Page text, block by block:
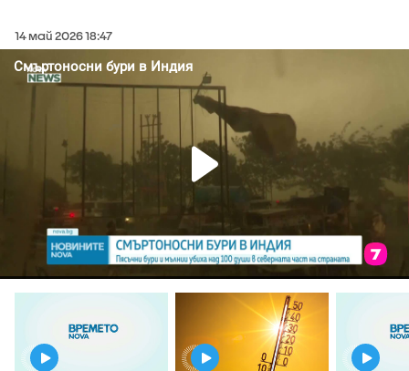
14 май 2026 18:47